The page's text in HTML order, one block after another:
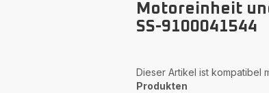
Motoreinheit
SS-9100041544
Dieser Artikel ist kompatibel
Produkten